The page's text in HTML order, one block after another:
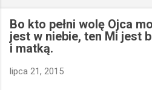
Bo kto pełni wolę Ojca
jest w niebie, ten Mi jest
i matką.
lipca 21, 2015